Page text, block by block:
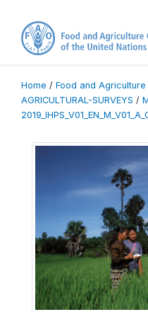
Home / Food and
AGRICULTURAL-SURVEYS /